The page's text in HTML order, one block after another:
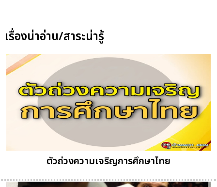
เรื่องน่าอ่าน/สาระน่ารู้
ตัวถ่วงความเจริญการศึกษาไทย